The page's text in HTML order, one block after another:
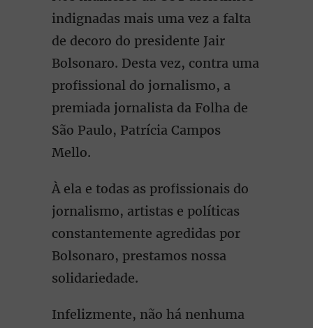
indignadas mais uma vez a falta
de decoro do presidente Jair
Bolsonaro. Desta vez, contra uma
profissional do jornalismo, a
premiada jornalista da Folha de
São Paulo, Patrícia Campos
Mello.
À ela e todas as profissionais do
jornalismo, artistas e políticas
constantemente agredidas por
Bolsonaro, prestamos nossa
solidariedade.
Infelizmente, não há nenhuma